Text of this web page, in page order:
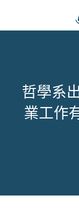
哲學系
業工作